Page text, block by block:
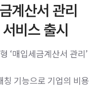
계산서 관리
비스 출시
‘매입세금계산서 관리’
기능으로 기업의 비용